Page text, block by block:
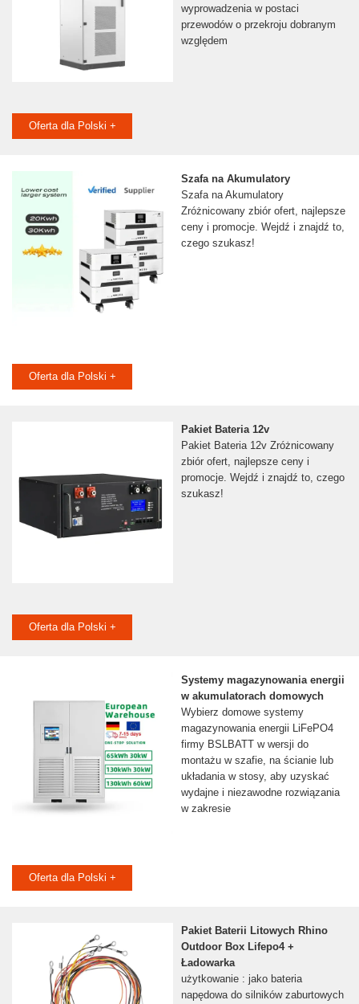
wyprowadzenia w postaci
przewodów o przekroju dobranym
względem
Oferta dla Polski +
Szafa na Akumulatory
Szafa na Akumulatory
Zróżnicowany zbiór ofert, najlepsze
ceny i promocje. Wejdź i znajdź to,
czego szukasz!
Oferta dla Polski +
Pakiet Bateria 12v
Pakiet Bateria 12v Zróżnicowany
zbiór ofert, najlepsze ceny i
promocje. Wejdź i znajdź to, czego
szukasz!
Oferta dla Polski +
Systemy magazynowania energii
w akumulatorach domowych
Wybierz domowe systemy
magazynowania energii LiFePO4
firmy BSLBATT w wersji do
montażu w szafie, na ścianie lub
układania w stosy, aby uzyskać
wydajne i niezawodne rozwiązania
w zakresie
Oferta dla Polski +
Pakiet Baterii Litowych Rhino
Outdoor Box Lifepo4 +
Ładowarka
użytkowanie : jako bateria
napędowa do silników zaburtowych